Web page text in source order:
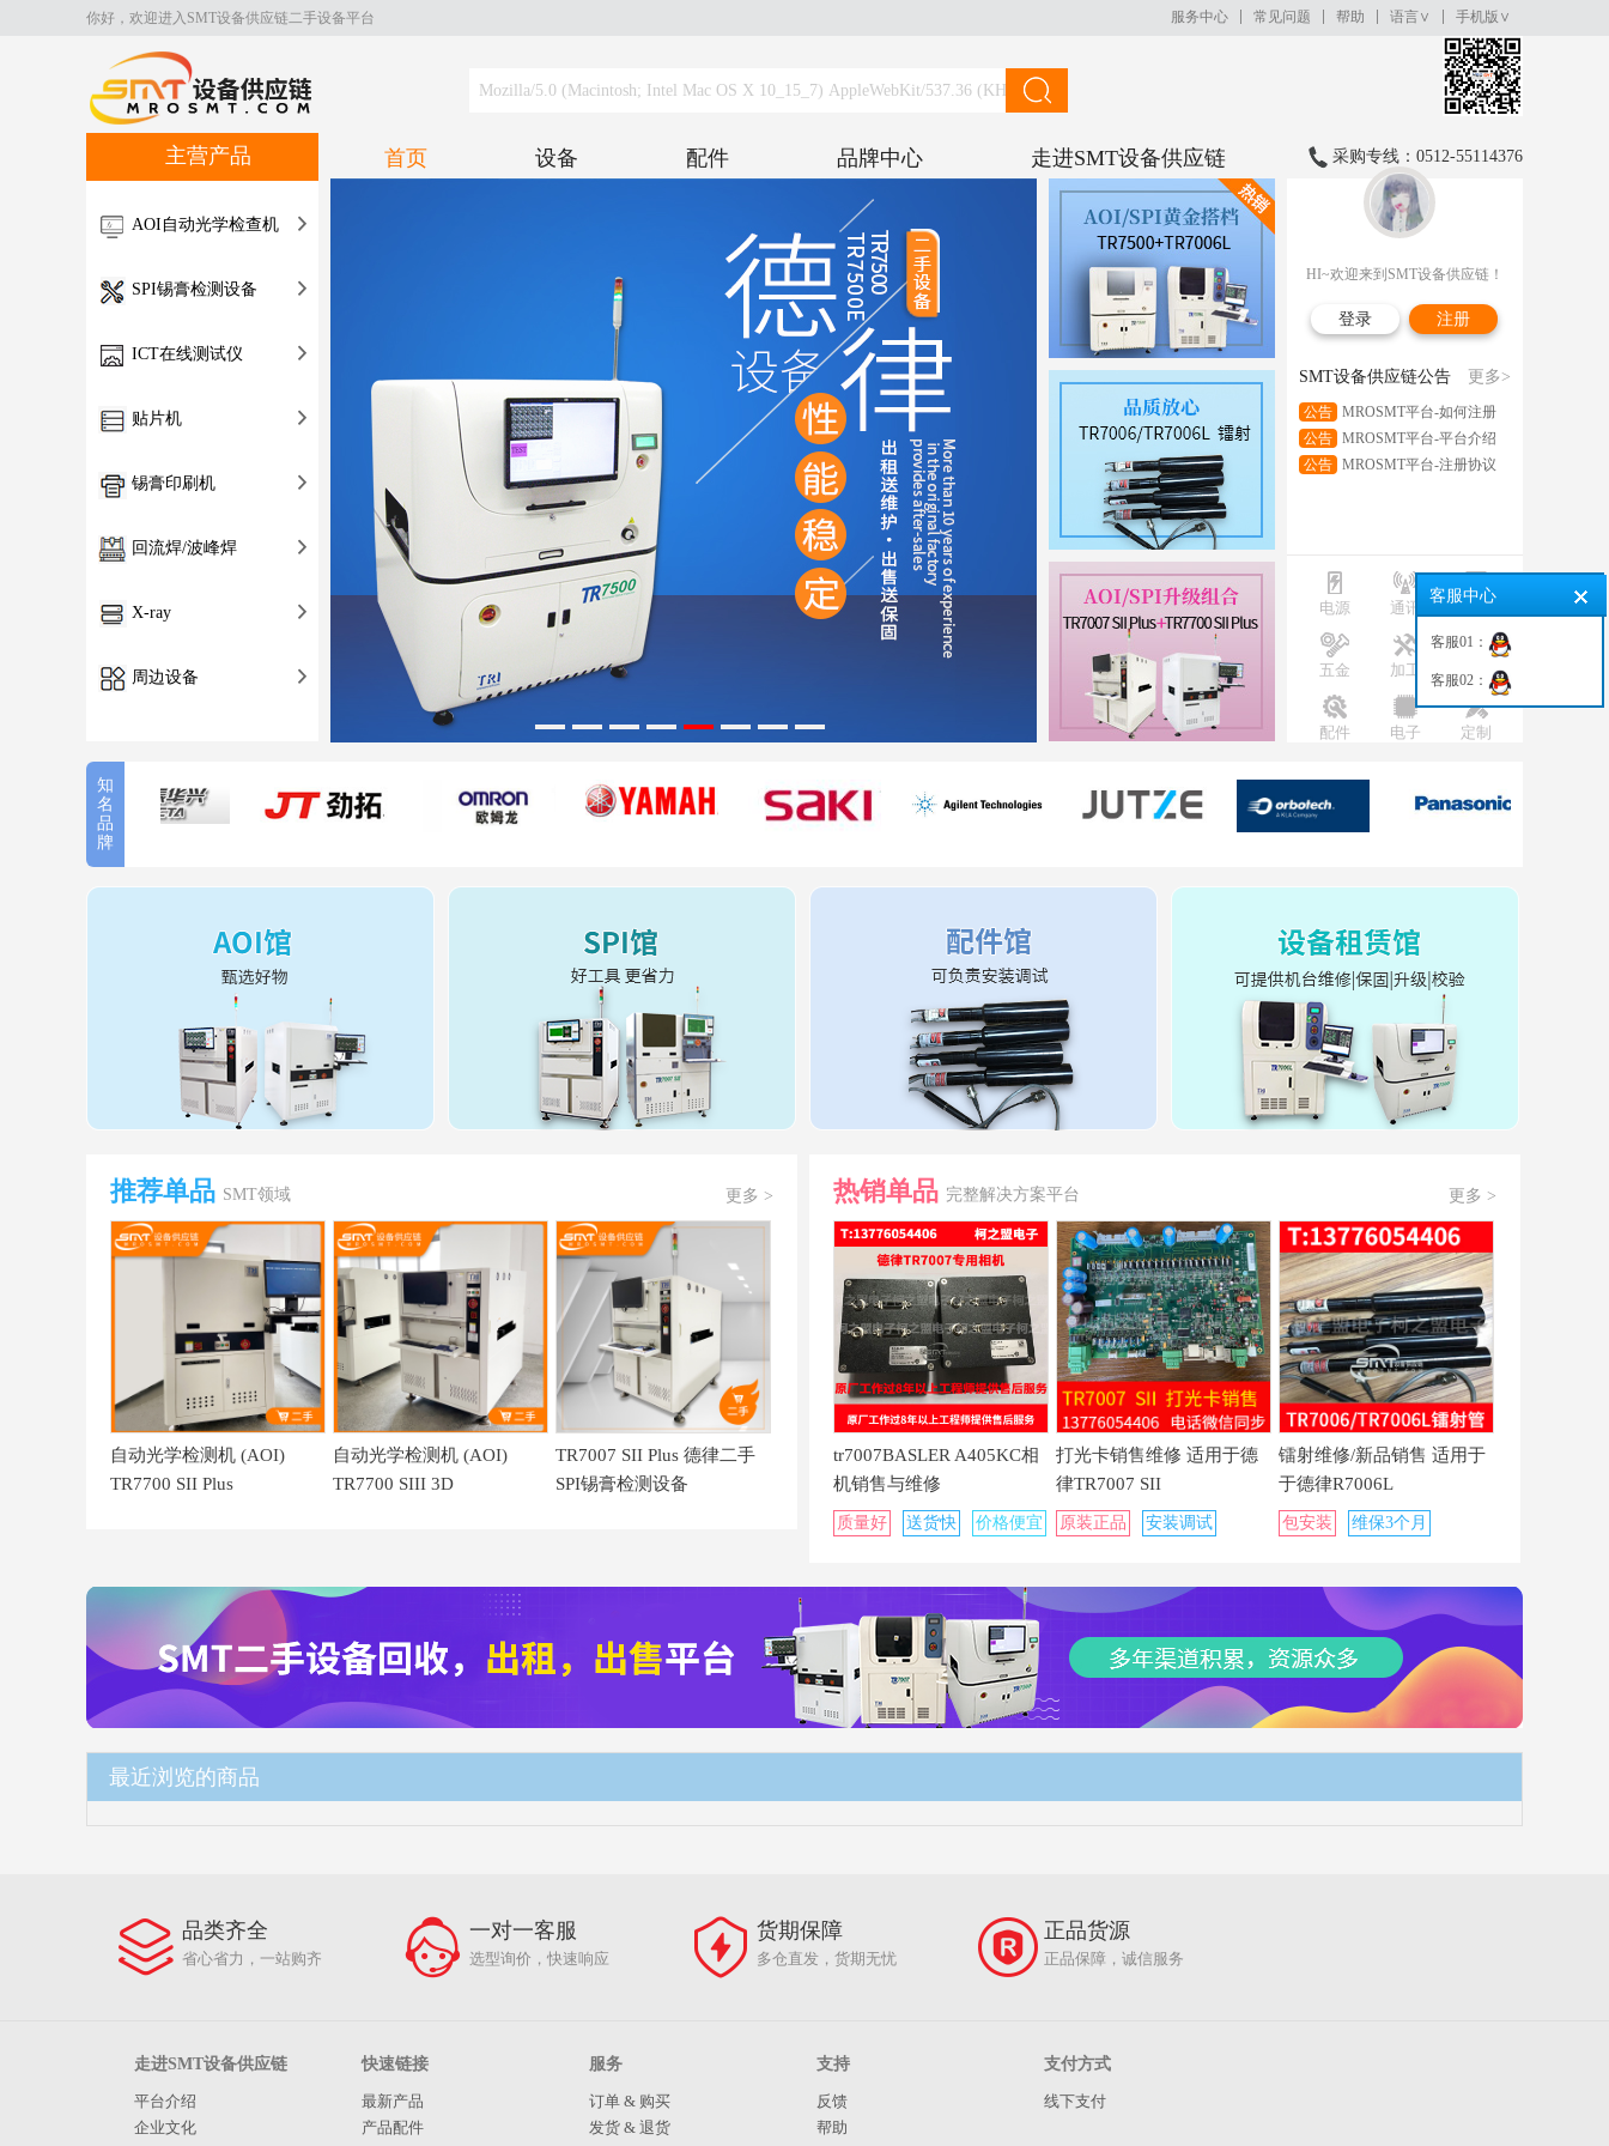
你好，欢迎进入SMT设备供应链二手设备平台 服务中心 常见问题 帮助 语言∨ 手机版∨
主营产品
AOI自动光学检查机
SPI锡膏检测设备
ICT在线测试仪
贴片机
锡膏印刷机
回流焊/波峰焊
X-ray
周边设备
首页 设备 配件 品牌中心 走进SMT设备供应链 采购专线：0512-55114376
HI~欢迎来到SMT设备供应链！
登录 注册
SMT设备供应链公告 更多>
公告 MROSMT平台-如何注册
公告 MROSMT平台-平台介绍
公告 MROSMT平台-注册协议
电源 通讯 测试
五金 加工 插座
配件 电子 定制
知
名
品
牌
推荐单品 SMT领域 更多 >
自动光学检测机 (AOI)
TR7700 SII Plus
自动光学检测机 (AOI)
TR7700 SIII 3D
TR7007 SII Plus 德律二手
SPI锡膏检测设备
热销单品 完整解决方案平台 更多 >
tr7007BASLER A405KC相
机销售与维修
质量好 送货快 价格便宜
打光卡销售维修 适用于德
律TR7007 SII
原装正品
安装调试
镭射维修/新品销售 适用于
于德律R7006L
包安装 维保3个月
最近浏览的商品
品类齐全
省心省力，一站购齐
一对一客服
选型询价，快速响应
货期保障
多仓直发，货期无忧
正品货源
正品保障，诚信服务
走进SMT设备供应链
平台介绍
企业文化
快速链接
最新产品
产品配件
服务
订单 & 购买
发货 & 退货
支持
反馈
帮助
支付方式
线下支付
客服中心
客服01：
客服02：